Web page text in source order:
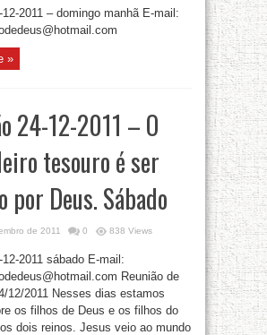
12-2011 – domingo manhã E-mail:
»
24-12-2011 – O
tesouro é ser
por Deus. Sábado
de 2011 0 838 Views
12-2011 sábado E-mail:
Reunião de
12/2011 Nesses dias estamos
os filhos de Deus e os filhos do
dois reinos. Jesus veio ao mundo